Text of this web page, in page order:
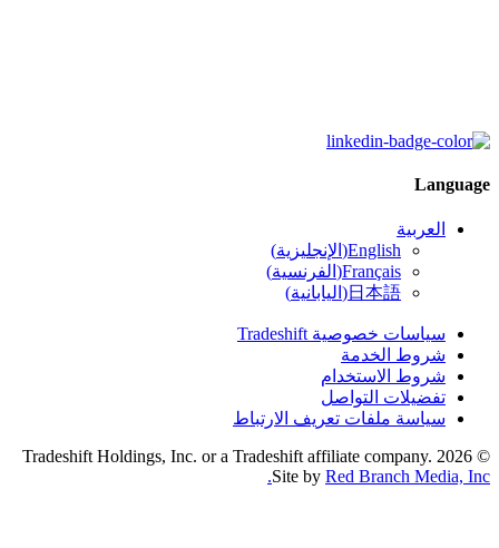
Language
العربية
English
(الإنجليزية)
Français
(الفرنسية)
日本語
(اليابانية)
سياسات خصوصية Tradeshift
شروط الخدمة
شروط الاستخدام
تفضيلات التواصل
سياسة ملفات تعريف الارتباط
© 2026 Tradeshift Holdings, Inc. or a Tradeshift affiliate company.
Site byRed Branch Media, Inc.